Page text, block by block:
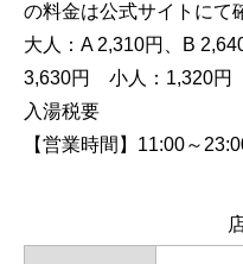
の料金は公式サイトにて
大人：A 2,310円、B
3,630円 小人：1,320
入湯税要
【営業時間】11:00～